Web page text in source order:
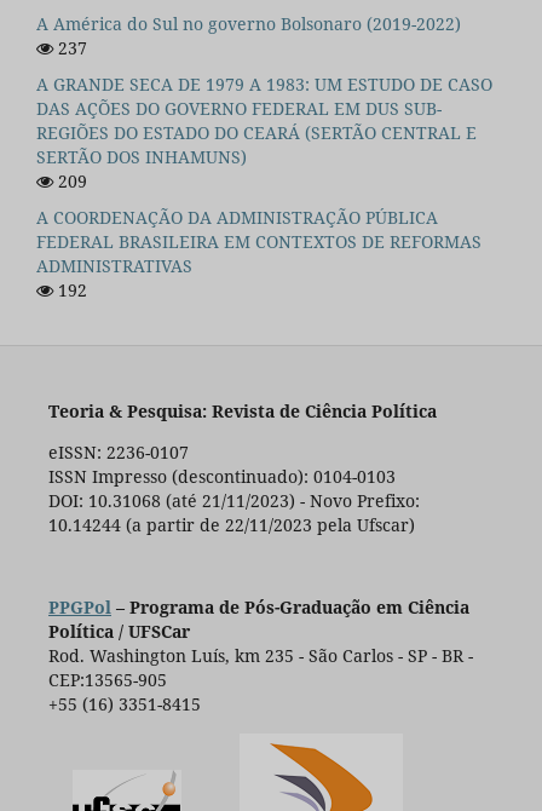
A América do Sul no governo Bolsonaro (2019-2022)
237
A GRANDE SECA DE 1979 A 1983: UM ESTUDO DE CASO
DAS AÇÕES DO GOVERNO FEDERAL EM DUS SUB-
REGIÕES DO ESTADO DO CEARÁ (SERTÃO CENTRAL E
SERTÃO DOS INHAMUNS)
209
A COORDENAÇÃO DA ADMINISTRAÇÃO PÚBLICA
FEDERAL BRASILEIRA EM CONTEXTOS DE REFORMAS
ADMINISTRATIVAS
192
Teoria & Pesquisa: Revista de Ciência Política
eISSN: 2236-0107
ISSN Impresso (descontinuado): 0104-0103
DOI: 10.31068 (até 21/11/2023) - Novo Prefixo:
10.14244 (a partir de 22/11/2023 pela Ufscar)
PPGPol – Programa de Pós-Graduação em Ciência
Política / UFSCar
Rod. Washington Luís, km 235 - São Carlos - SP - BR -
CEP:13565-905
+55 (16) 3351-8415